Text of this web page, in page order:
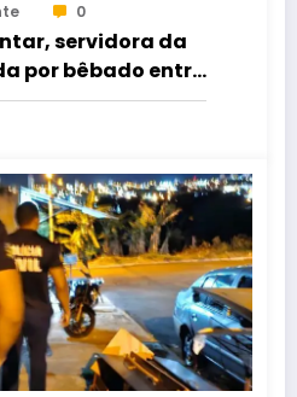
0
servidora da
por bêbado entra
encefálica